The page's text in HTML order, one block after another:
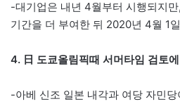
-대기업은 내년 4월부터 시행되지
기간을 더 부여한 뒤 2020년 4월 1
4. 日 도쿄올림픽때 서머타임 검토
-아베 신조 일본 내각과 여당 자민